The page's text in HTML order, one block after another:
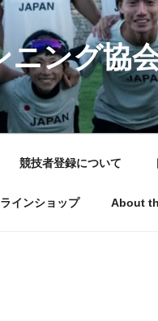
ニング協
競技者登録について
インショップ About